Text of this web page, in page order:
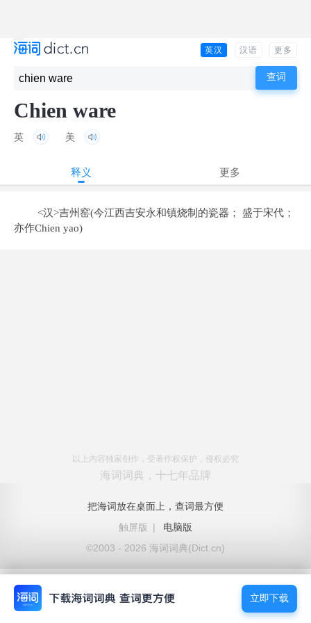
英汉 汉语 更多
Chien ware
英 美
释义 更多
<汉>吉州窑(今江西吉安永和镇烧制的瓷器； 盛于宋代；
亦作Chien yao)
以上内容独家创作，受著作权保护，侵权必究
海词词典，十七年品牌
把海词放在桌面上，查词最方便
触屏版
|
电脑版
©2003 - 2026 海词词典(Dict.cn)
立即下载
立即下载